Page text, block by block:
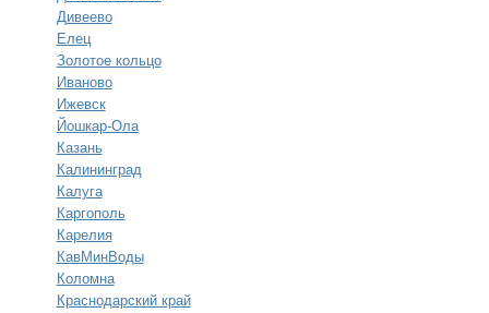
Дивеево
Елец
Золотое кольцо
Иваново
Ижевск
Йошкар-Ола
Казань
Калининград
Калуга
Каргополь
Карелия
КавМинВоды
Коломна
Краснодарский край